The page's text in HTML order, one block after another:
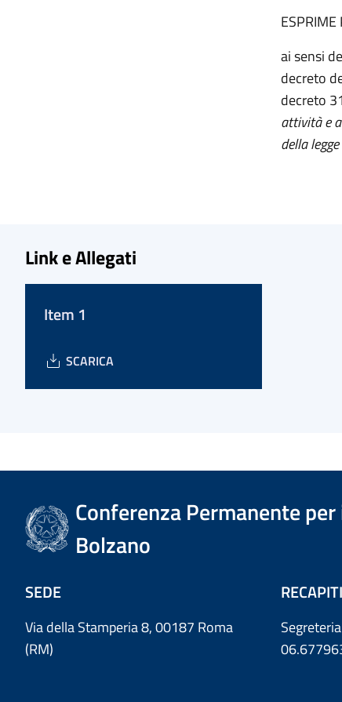
ESPRIME
ai sensi
decreto
decreto
attività e
della
Link e Allegati
Item 1
SCARICA
Conferenza Permanente
Bolzano
SEDE
Via della Stamperia 8, 00187 Roma
(RM)
Segreteria